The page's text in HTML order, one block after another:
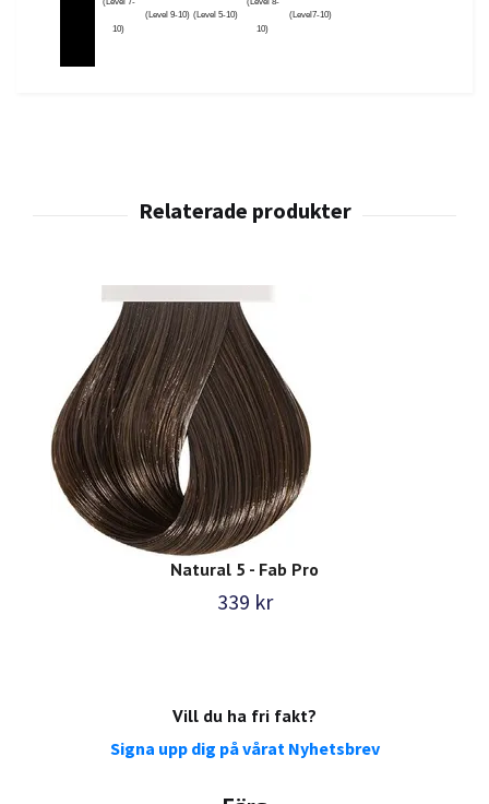
Vill du ha fri fakt?
Signa upp dig på vårat Nyhetsbrev
10)
(Level 9-10) (Level 5-10)
10)
(Level7-10)
Natural 5 - Fab Pro
339 kr